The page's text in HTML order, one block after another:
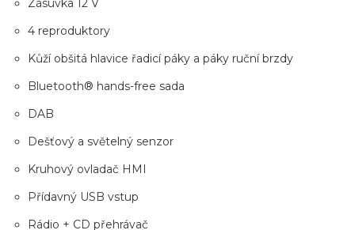
Zásuvka 12 V
4 reproduktory
Kůží obšitá hlavice řadicí páky a páky ruční brzdy
Bluetooth® hands-free sada
DAB
Dešťový a světelný senzor
Kruhový ovladač HMI
Přídavný USB vstup
Rádio + CD přehrávač